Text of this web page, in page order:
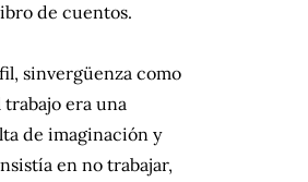
de cuentos.
sinvergüenza como
trabajo era una
de imaginación y
en no trabajar,